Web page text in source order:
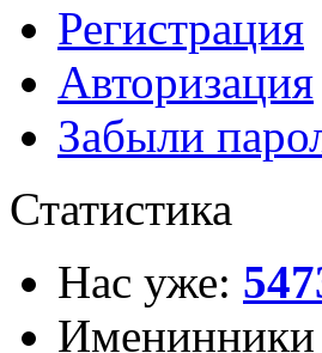
Регистрация
Авторизация
Забыли
Статистика
Нас уже:
Именинники